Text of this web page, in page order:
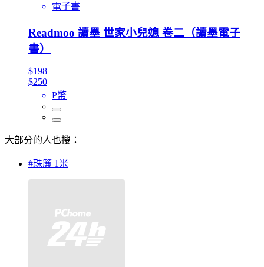
電子書
Readmoo 讀墨 世家小兒媳 卷二（讀墨電子
書）
$198
$250
P幣
大部分的人也搜：
#珠簾 1米